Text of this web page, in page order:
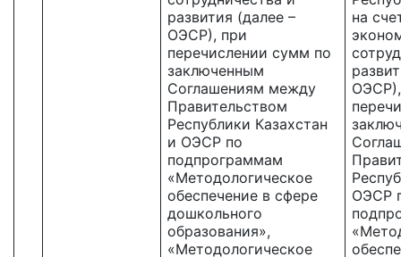
развития (далее –
ОЭСР), при
перечислении сумм по
заключенным
Соглашениям между
Правительством
Республики Казахстан
и ОЭСР по
подпрограммам
«Методологическое
обеспечение в сфере
дошкольного
образования»,
«Методологическое
на
ОЭСР